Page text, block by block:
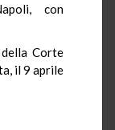
con
Corte
il 9 aprile